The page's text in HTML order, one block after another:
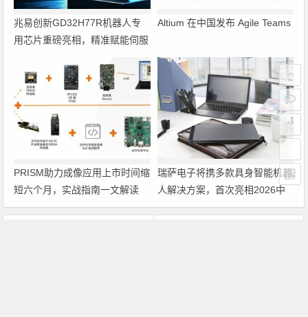
兆易创新GD32H77R机器人专
用芯片重磅亮相，精准赋能伺服
Altium 在中国发布 Agile Teams
PRISM助力成像应用上市时间缩
短六个月，实战指南一文解读
瑞萨电子将携多款具身智能机器
人解决方案，首次亮相2026中
国具身智能机器人产业大会